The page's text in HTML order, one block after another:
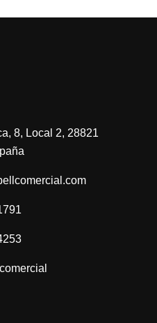
8, Local 2, 28821